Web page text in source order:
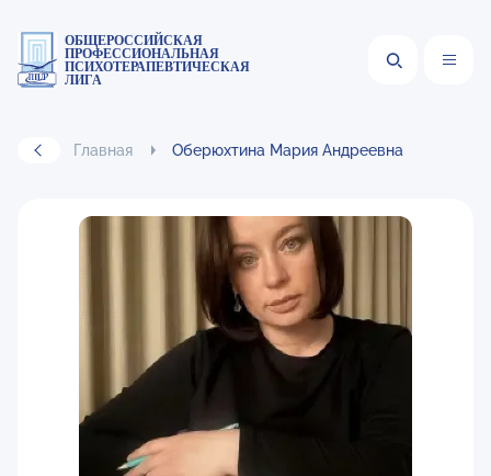
ОБЩЕРОССИЙСКАЯ
ПРОФЕССИОНАЛЬНАЯ
ПСИХОТЕРАПЕВТИЧЕСКАЯ
ЛИГА
Главная Оберюхтина Мария Андреевна